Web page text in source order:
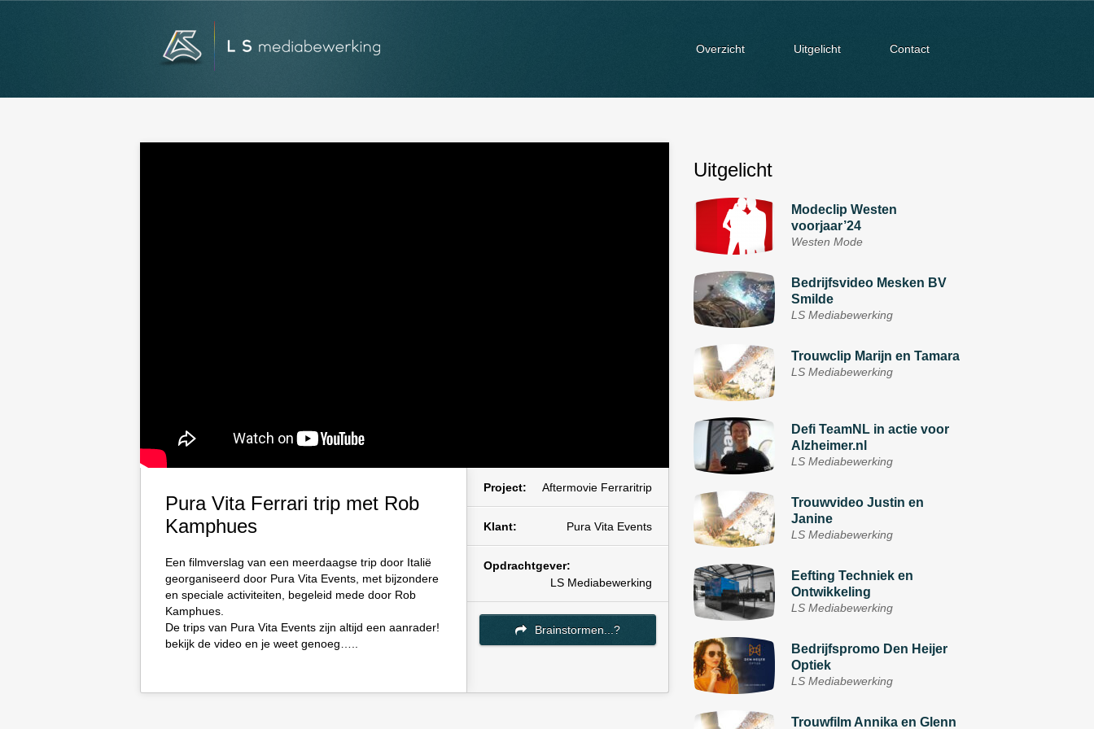
Overzicht Uitgelicht Contact
Pura Vita Ferrari trip met Rob
Kamphues
Een filmverslag van een meerdaagse trip door Italië
georganiseerd door Pura Vita Events, met bijzondere
en speciale activiteiten, begeleid mede door Rob
Kamphues.
De trips van Pura Vita Events zijn altijd een aanrader!
bekijk de video en je weet genoeg…..
Project: Aftermovie Ferraritrip
Klant: Pura Vita Events
Opdrachtgever:
LS Mediabewerking
Brainstormen...?
Uitgelicht
Modeclip Westen
voorjaar’24
Westen Mode
Bedrijfsvideo Mesken BV
Smilde
LS Mediabewerking
Trouwclip Marijn en Tamara
LS Mediabewerking
Defi TeamNL in actie voor
Alzheimer.nl
LS Mediabewerking
Trouwvideo Justin en
Janine
LS Mediabewerking
Eefting Techniek en
Ontwikkeling
LS Mediabewerking
Bedrijfspromo Den Heijer
Optiek
LS Mediabewerking
Trouwfilm Annika en Glenn